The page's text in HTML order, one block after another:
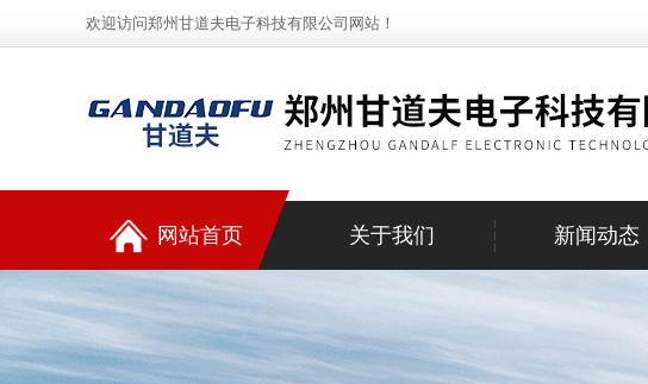
欢迎访问郑州甘道夫电子科技有限公司网站！
网站首页 关于我们 新闻动态